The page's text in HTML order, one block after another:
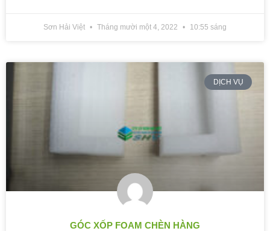
Sơn Hải Việt Tháng mười một 4, 2022 10:55 sáng
DỊCH VỤ
GÓC XỐP FOAM CHÈN HÀNG